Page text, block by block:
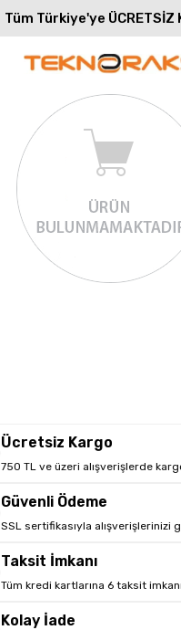
Tüm Türkiye'ye ÜCRETSİZ
Ücretsiz Kargo
750 TL ve üzeri alışverişlerde
Güvenli Ödeme
SSL sertifikasıyla alışverişlerinizi
Taksit İmkanı
Tüm kredi kartlarına 6 taksit
Kolay İade